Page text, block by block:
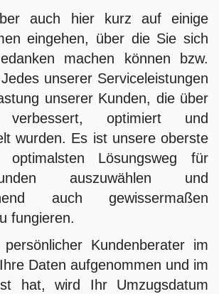
auch hier kurz auf einige
eingehen, über die Sie sich
machen können bzw.
unserer Serviceleistungen
unserer Kunden, die über
optimiert und
wurden. Es ist unsere oberste
Lösungsweg für
auszuwählen und
auch gewissermaßen
fungieren.
Kundenberater im
Daten aufgenommen und im
hat, wird Ihr Umzugsdatum